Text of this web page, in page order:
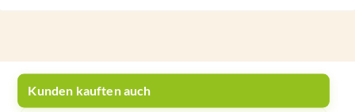
Kunden kauften auch